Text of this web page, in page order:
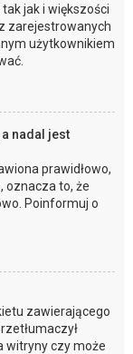
jak i większości
zarejestrowanych
użytkownikiem
nadal jest
prawidłowo,
oznacza to, że
Poinformuj o
zawierającego
witryny czy może